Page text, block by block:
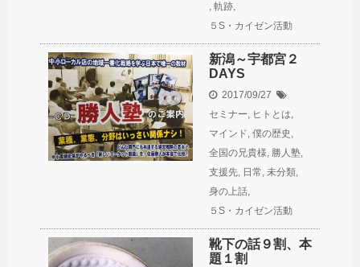
, 軌跡,
５S・カイゼン活動
新潟～宇都宮２
DAYS
2017/09/27
セミナー, ヒトとは,
マインド, 僕の歴史 ,
全国の兄貴様, 勝人塾,
支援先, 日常, 未分類,
身の上話,
５S・カイゼン活動
靴下の話９割、本
題１割